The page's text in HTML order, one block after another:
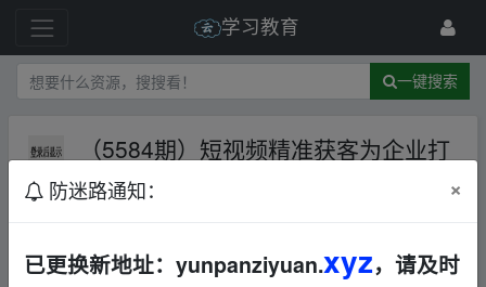
学习教育
一键搜索
（5584期）短视频精准获客​为企业打
造短视频自媒体账号(精准定位+引流
+持续获客)
防迷路通知： ×
已更换新地址：yunpanziyuan.xyz，请及时